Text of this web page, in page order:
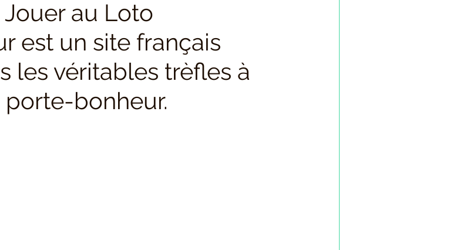
bonheur Meilleures ventes
au Loto
est un site français
les véritables trèfles à
bonheur.